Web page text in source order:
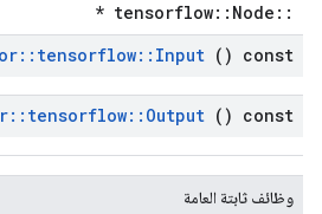
::tensorflow::Node *
:: tensorflow:: Input () const
:: tensorflow:: Output () const
وظائف ثابتة العامة